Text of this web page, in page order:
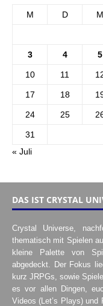
M D M
3 4 5
10 11
17 18
24 25
31
« Juli
DAS IST CRYSTAL
Crystal Universe,
thematisch mit Spielen
kleine Palette von
abgedeckt. Der Fokus
kurz JRPGs, sowie
es vor allen Dingen,
Videos (Let’s Plays) und